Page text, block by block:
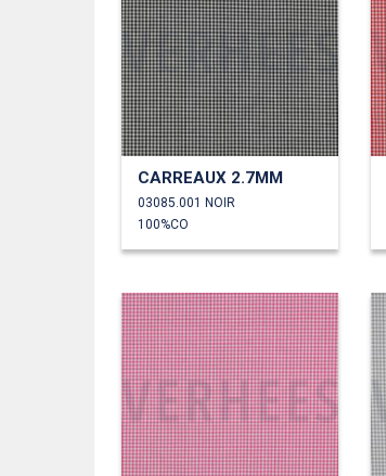
CARREAUX 2.7MM
03085.001 NOIR
100%CO